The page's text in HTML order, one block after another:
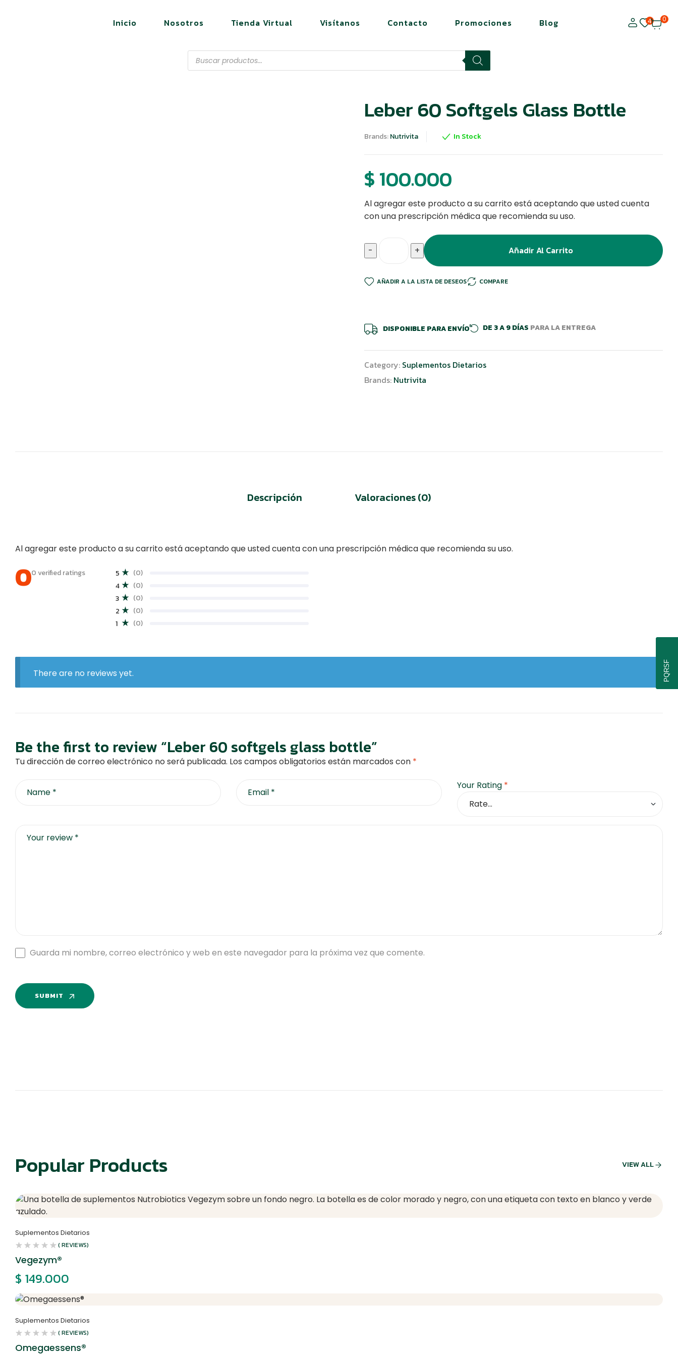
Inicio Nosotros Tienda Virtual Visítanos Contacto Promociones Blog 4 0
Leber 60 Softgels Glass Bottle
Brands:Nutrivita In Stock
$100.000
Al agregar este producto a su carrito está aceptando que usted cuenta
con una prescripción médica que recomienda su uso.
- + Añadir Al Carrito
AÑADIR A LA LISTA DE DESEOS COMPARE
DISPONIBLE PARA ENVÍO DE 3 A 9 DÍAS PARA LA ENTREGA
Category: Suplementos Dietarios
Brands: Nutrivita
Descripción Valoraciones (0)
Al agregar este producto a su carrito está aceptando que usted cuenta con una prescripción médica que recomienda su uso.
00 verified ratings
1 (0)
2 (0)
3 (0)
4 (0)
5 (0)
There are no reviews yet.
Be the first to review “Leber 60 softgels glass bottle”
Tu dirección de correo electrónico no será publicada. Los campos obligatorios están marcados con *
Your Rating *
Guarda mi nombre, correo electrónico y web en este navegador para la próxima vez que comente.
SUBMIT
Popular Products VIEW ALL
Suplementos Dietarios
( REVIEWS)
Vegezym®
$ 149.000
Suplementos Dietarios
( REVIEWS)
Omegaessens®
PQRSF